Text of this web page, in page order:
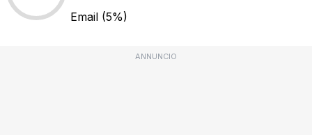
Email (5%)
ANNUNCIO